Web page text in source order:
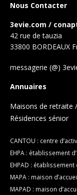
Nous Contacter
3evie.com /
42 rue de tauzia
33800 BORDEAUX
messagerie (@)
Annuaires
Maisons de retraite
Résidences sénior
CANTOU : centre
EHPA : établissement
EHPAD :
MAPA : maison
MAPAD : maison